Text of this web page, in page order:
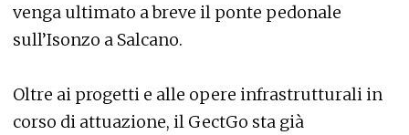
venga ultimato a breve il ponte pedonale
sull’Isonzo a Salcano.
Oltre ai progetti e alle opere infrastrutturali in
corso di attuazione, il GectGo sta già